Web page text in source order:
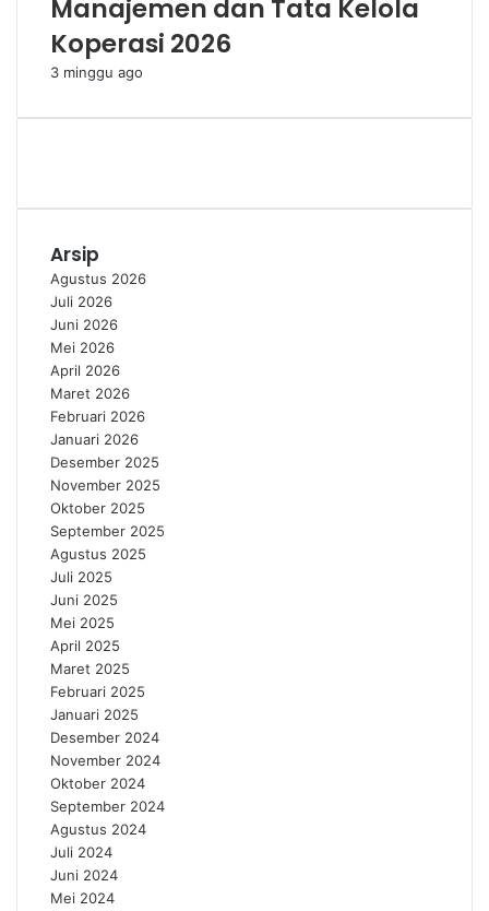
Manajemen dan Tata Kelola
Koperasi 2026
3 minggu ago
Arsip
Agustus 2026
Juli 2026
Juni 2026
Mei 2026
April 2026
Maret 2026
Februari 2026
Januari 2026
Desember 2025
November 2025
Oktober 2025
September 2025
Agustus 2025
Juli 2025
Juni 2025
Mei 2025
April 2025
Maret 2025
Februari 2025
Januari 2025
Desember 2024
November 2024
Oktober 2024
September 2024
Agustus 2024
Juli 2024
Juni 2024
Mei 2024